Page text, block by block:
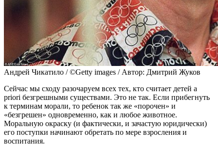
Андрей Чикатило / ©Getty images / Автор: Дмитрий Жуков
Сейчас мы сходу разочаруем всех тех, кто считает детей a
priori безгрешными существами. Это не так. Если прибегнуть
к терминам морали, то ребенок так же «порочен» и
«безгрешен» одновременно, как и любое животное.
Моральную окраску (и фактически, и зачастую юридически)
его поступки начинают обретать по мере взросления и
воспитания.